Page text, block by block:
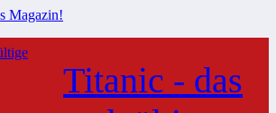
Titanic - das